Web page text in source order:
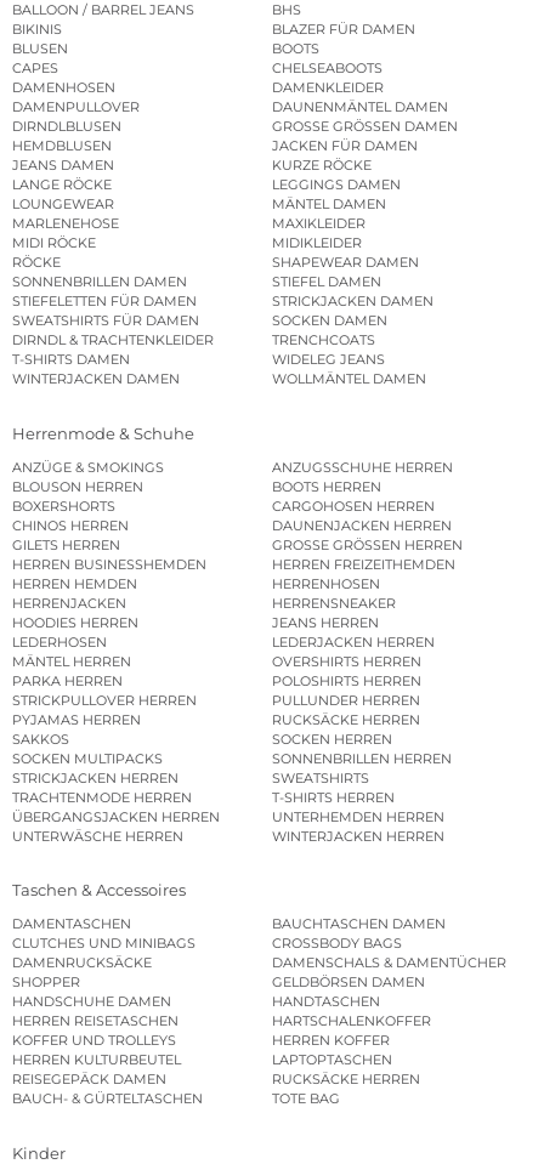
BALLOON / BARREL JEANS
BHS
BIKINIS
BLAZER FÜR DAMEN
BLUSEN
BOOTS
CAPES
CHELSEABOOTS
DAMENHOSEN
DAMENKLEIDER
DAMENPULLOVER
DAUNENMÄNTEL DAMEN
DIRNDLBLUSEN
GROSSE GRÖSSEN DAMEN
HEMDBLUSEN
JACKEN FÜR DAMEN
JEANS DAMEN
KURZE RÖCKE
LANGE RÖCKE
LEGGINGS DAMEN
LOUNGEWEAR
MÄNTEL DAMEN
MARLENEHOSE
MAXIKLEIDER
MIDI RÖCKE
MIDIKLEIDER
RÖCKE
SHAPEWEAR DAMEN
SONNENBRILLEN DAMEN
STIEFEL DAMEN
STIEFELETTEN FÜR DAMEN
STRICKJACKEN DAMEN
SWEATSHIRTS FÜR DAMEN
SOCKEN DAMEN
DIRNDL & TRACHTENKLEIDER
TRENCHCOATS
T-SHIRTS DAMEN
WIDELEG JEANS
WINTERJACKEN DAMEN
WOLLMÄNTEL DAMEN
Herrenmode & Schuhe
ANZÜGE & SMOKINGS
ANZUGSSCHUHE HERREN
BLOUSON HERREN
BOOTS HERREN
BOXERSHORTS
CARGOHOSEN HERREN
CHINOS HERREN
DAUNENJACKEN HERREN
GILETS HERREN
GROSSE GRÖSSEN HERREN
HERREN BUSINESSHEMDEN
HERREN FREIZEITHEMDEN
HERREN HEMDEN
HERRENHOSEN
HERRENJACKEN
HERRENSNEAKER
HOODIES HERREN
JEANS HERREN
LEDERHOSEN
LEDERJACKEN HERREN
MÄNTEL HERREN
OVERSHIRTS HERREN
PARKA HERREN
POLOSHIRTS HERREN
STRICKPULLOVER HERREN
PULLUNDER HERREN
PYJAMAS HERREN
RUCKSÄCKE HERREN
SAKKOS
SOCKEN HERREN
SOCKEN MULTIPACKS
SONNENBRILLEN HERREN
STRICKJACKEN HERREN
SWEATSHIRTS
TRACHTENMODE HERREN
T-SHIRTS HERREN
ÜBERGANGSJACKEN HERREN
UNTERHEMDEN HERREN
UNTERWÄSCHE HERREN
WINTERJACKEN HERREN
Taschen & Accessoires
DAMENTASCHEN
BAUCHTASCHEN DAMEN
CLUTCHES UND MINIBAGS
CROSSBODY BAGS
DAMENRUCKSÄCKE
DAMENSCHALS & DAMENTÜCHER
SHOPPER
GELDBÖRSEN DAMEN
HANDSCHUHE DAMEN
HANDTASCHEN
HERREN REISETASCHEN
HARTSCHALENKOFFER
KOFFER UND TROLLEYS
HERREN KOFFER
HERREN KULTURBEUTEL
LAPTOPTASCHEN
REISEGEPÄCK DAMEN
RUCKSÄCKE HERREN
BAUCH- & GÜRTELTASCHEN
TOTE BAG
Kinder